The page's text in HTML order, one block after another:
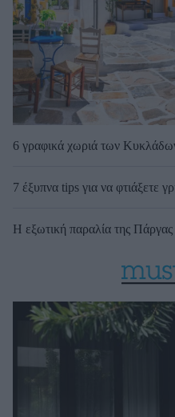
6 γραφικά χωριά των
7 έξυπνα tips για να φτιάξετε
Η εξωτική παραλία της